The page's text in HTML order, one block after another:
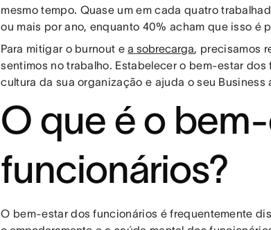
mesmo tempo. Quase um em cada quatro
ou mais por ano, enquanto 40% acham que isso é
Para mitigar o burnout ea sobrecarga, precisamos
sentimos no trabalho. Estabelecer o bem-estar
cultura da sua organização e ajuda o seu
O que é o
funcionários?
O bem-estar dos funcionários é frequentemente